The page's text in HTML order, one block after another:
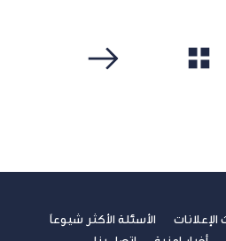
الأسئلة الأكثر شيوعاً